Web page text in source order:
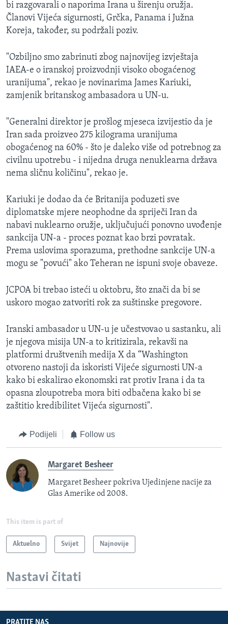
bi razgovarali o naporima Irana u širenju oružja.
Članovi Vijeća sigurnosti, Grčka, Panama i Južna
Koreja, također, su podržali poziv.
"Ozbiljno smo zabrinuti zbog najnovijeg izvještaja
IAEA-e o iranskoj proizvodnji visoko obogaćenog
uranijuma", rekao je novinarima James Kariuki,
zamjenik britanskog ambasadora u UN-u.
"Generalni direktor je prošlog mjeseca izvijestio da je
Iran sada proizveo 275 kilograma uranijuma
obogaćenog na 60% - što je daleko više od potrebnog za
civilnu upotrebu - i nijedna druga nenuklearna država
nema sličnu količinu", rekao je.
Kariuki je dodao da će Britanija poduzeti sve
diplomatske mjere neophodne da spriječi Iran da
nabavi nuklearno oružje, uključujući ponovno uvođenje
sankcija UN-a - proces poznat kao brzi povratak.
Prema uslovima sporazuma, prethodne sankcije UN-a
mogu se "povući" ako Teheran ne ispuni svoje obaveze.
JCPOA bi trebao isteći u oktobru, što znači da bi se
uskoro mogao zatvoriti rok za suštinske pregovore.
Iranski ambasador u UN-u je učestvovao u sastanku, ali
je njegova misija UN-a to kritizirala, rekavši na
platformi društvenih medija X da “Washington
otvoreno nastoji da iskoristi Vijeće sigurnosti UN-a
kako bi eskalirao ekonomski rat protiv Irana i da ta
opasna zloupotreba mora biti odbačena kako bi se
zaštitio kredibilitet Vijeća sigurnosti".
Podijeli Follow us
Margaret Besheer
Margaret Besheer pokriva Ujedinjene nacije za
Glas Amerike od 2008.
This item is part of
Aktuelno Svijet Najnovije
Nastavi čitati